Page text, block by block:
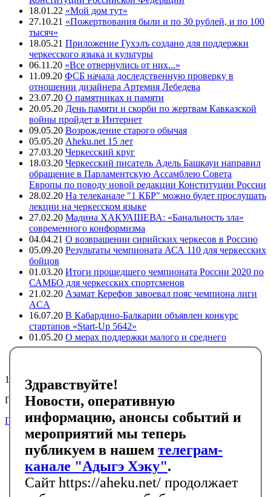
18.01.22 «Мой дом тут»
27.10.21 «Пожертвования были и по 30 рублей, и по 100
тысяч»
18.05.21 Приложение Гухэлъ создано для поддержки
черкесского языка и культуры
06.11.20 «Все отвернулись от них...»
11.09.20 ФСБ начала доследственную проверку в
отношении дизайнера Артемия Лебедева
23.07.20 О памятниках и памяти
20.05.20 День памяти и скорби по жертвам Кавказской
войны пройдет в Интернет
09.05.20 Возрождение старого обычая
05.05.20 Aheku.net 15 лет
27.03.20 Черкесский круг
18.03.20 Черкесский писатель Адель Башкауи направил
обращение в Парламентскую Ассамблею Совета
Европы по поводу новой редакции Конституции России
28.02.20 На телеканале "1 КБР" можно будет прослушать
лекции на черкесском языке
27.02.20 Мадина ХАКУАШЕВА: «Банальность зла»
современного конформизма
04.04.21 О возвращении сирийских черкесов в Россию
05.09.20 Результаты чемпионата АСА 110 для черкесских
бойцов
01.03.20 Итоги прошедшего чемпионата России 2020 по
САМБО для черкесских спортсменов
21.02.20 Азамат Керефов завоевал пояс чемпиона лиги
ACA
16.07.20 В Кабардино-Балкарии объявлен конкурс
стартапов «Start-Up 5642»
01.05.20 О мерах поддержки малого и среднего
предпринимательства в регионах компактного
15125
Подписывайтесь на черкесский инфоканал в Telegram
Подписаться
Главная
Новости
События
Библиотека
Галерея
Здравствуйте!
Новости, оперативную
информацию, анонсы событий и
мероприятий мы теперь
публикуем в нашем телеграм-
канале "Адыгэ Хэку".
Сайт https://aheku.net/ продолжает